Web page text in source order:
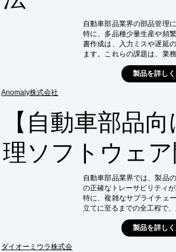
Anomaly株式会社
自動車部品業界の部品管理
特に、多品種少量生産や頻
書作成は、入力ミスや遅延
ます。これらの課題は、業
す。当製品は、受注データ
を提供し、これらの課題を
・納品書PDFのワンクリック
・得意先ごとの書式自動切替
・ファイル名、保存先の自動
【導入の効果】
・入力作業の削減による業
・得意先ごとの書式管理の
・迅速な出荷対応による顧
製品を詳し
【自動車部品
理ソフトウェ
ダイオーミウラ株式会
自動車部品業界では、製品
の正確なトレーサビリティが
特に、複雑なサプライチェ
立てに至るまでの全工程で
不十分なトレーサビリティ
リスクを高める可能性があ
当社の生産・物流管理向け
製品を詳し